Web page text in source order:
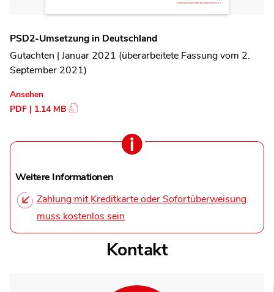
PSD2-Umsetzung in Deutschland
Gutachten | Januar 2021 (überarbeitete Fassung vom 2.
September 2021)
Ansehen
PDF | 1.14 MB
Weitere Informationen
Zahlung mit Kreditkarte oder Sofortüberweisung
muss kostenlos sein
Kontakt